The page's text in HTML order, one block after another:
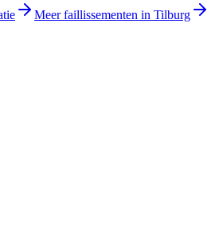
Meer faillissementen in Tilburg